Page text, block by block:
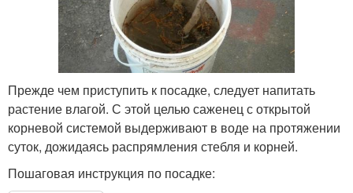
Прежде чем приступить к посадке, следует напитать
растение влагой. С этой целью саженец с открытой
корневой системой выдерживают в воде на протяжении
суток, дожидаясь распрямления стебля и корней.
Пошаговая инструкция по посадке: